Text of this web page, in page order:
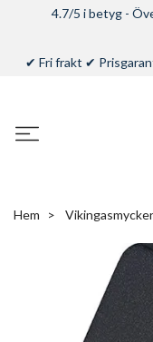
4.7/5 i betyg -
✔ Fri frakt ✔
Hem